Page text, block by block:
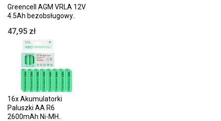
Greencell AGM VRLA 12V
4.5Ah bezobsługowy..
47,95 zł
16x Akumulatorki
Paluszki AA R6
2600mAh Ni-MH..